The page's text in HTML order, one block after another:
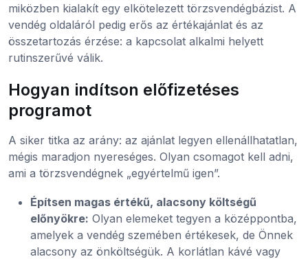
miközben kialakít egy elkötelezett törzsvendégbázist. A
vendég oldaláról pedig erős az értékajánlat és az
összetartozás érzése: a kapcsolat alkalmi helyett
rutinszerűvé válik.
Hogyan indítson előfizetéses
programot
A siker titka az arány: az ajánlat legyen ellenállhatatlan,
mégis maradjon nyereséges. Olyan csomagot kell adni,
ami a törzsvendégnek „egyértelmű igen”.
Építsen magas értékű, alacsony költségű
előnyökre: Olyan elemeket tegyen a középpontba,
amelyek a vendég szemében értékesek, de Önnek
alacsony az önköltségük. A korlátlan kávé vagy